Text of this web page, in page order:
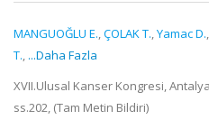
MANGUOĞLU E.,ÇOLAK T.,Yamac D.,
T., ...Daha Fazla
XVII.Ulusal Kanser Kongresi,
ss.202, (Tam Metin Bildiri)